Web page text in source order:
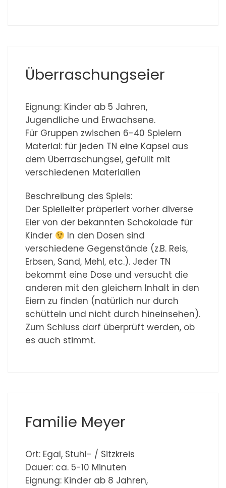
Überraschungseier
Eignung: Kinder ab 5 Jahren,
Jugendliche und Erwachsene.
Für Gruppen zwischen 6-40 Spielern
Material: für jeden TN eine Kapsel aus
dem Überraschungsei, gefüllt mit
verschiedenen Materialien
Beschreibung des Spiels:
Der Spielleiter präperiert vorher diverse
Eier von der bekannten Schokolade für
Kinder
In den Dosen sind
verschiedene Gegenstände (z.B. Reis,
Erbsen, Sand, Mehl, etc.). Jeder TN
bekommt eine Dose und versucht die
anderen mit den gleichem Inhalt in den
Eiern zu finden (natürlich nur durch
schütteln und nicht durch hineinsehen).
Zum Schluss darf überprüft werden, ob
es auch stimmt.
Familie Meyer
Ort: Egal, Stuhl- / Sitzkreis
Dauer: ca. 5-10 Minuten
Eignung: Kinder ab 8 Jahren,